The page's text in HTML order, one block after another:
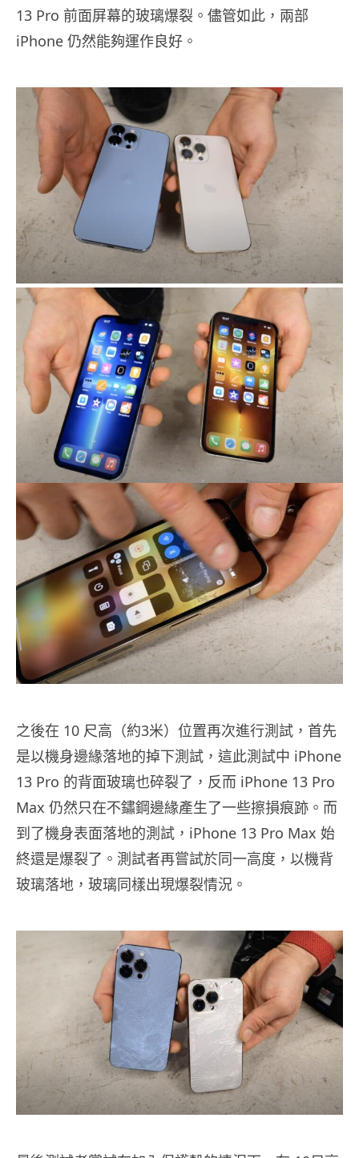
13 Pro 前面屏幕的玻璃爆裂。儘管如此，兩部
iPhone 仍然能夠運作良好。
之後在 10 尺高（約3米）位置再次進行測試，首先
是以機身邊緣落地的掉下測試，這此測試中 iPhone
13 Pro 的背面玻璃也碎裂了，反而 iPhone 13 Pro
Max 仍然只在不鏽鋼邊緣產生了一些擦損痕跡。而
到了機身表面落地的測試，iPhone 13 Pro Max 始
終還是爆裂了。測試者再嘗試於同一高度，以機背
玻璃落地，玻璃同樣出現爆裂情況。